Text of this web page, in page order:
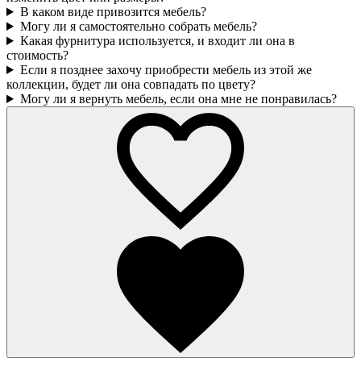
В каком виде привозится мебель?
Могу ли я самостоятельно собрать мебель?
Какая фурнитура используется, и входит ли она в
стоимость?
Если я позднее захочу приобрести мебель из этой же
коллекции, будет ли она совпадать по цвету?
Могу ли я вернуть мебель, если она мне не понравилась?